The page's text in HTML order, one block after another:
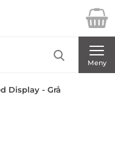
Telecom AB
Meny
Display - Grå